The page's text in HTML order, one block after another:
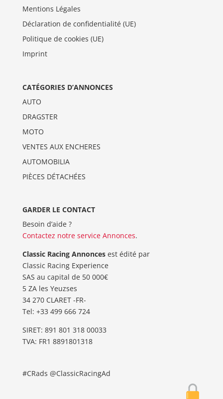
Mentions Légales
Déclaration de confidentialité (UE)
Politique de cookies (UE)
Imprint
CATÉGORIES D’ANNONCES
AUTO
DRAGSTER
MOTO
VENTES AUX ENCHERES
AUTOMOBILIA
PIÈCES DÉTACHÉES
GARDER LE CONTACT
Besoin d’aide ?
Contactez notre service Annonces.
Classic Racing Annoncesest édité par
Classic Racing Experience
SAS au capital de 50 000€
5 ZA les Yeuzses
34 270 CLARET -FR-
Tel: ‭+33 499 666 724‬
SIRET: 891 801 318 00033
TVA: FR1 8891801318
#CRads @ClassicRacingAd